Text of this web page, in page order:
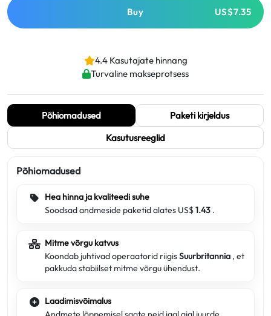
Buy US$7.35
4.4 Kasutajate hinnang
Turvaline makseprotsess
Põhiomadused
Paketi kirjeldus
Kasutusreeglid
Põhiomadused
Hea hinna ja kvaliteedi suhe
Soodsad andmeside paketid alates US$1.43 .
Mitme võrgu katvus
Koondab juhtivad operaatorid riigisSuurbritannia , et
pakkuda stabiilset mitme võrgu ühendust.
Laadimisvõimalus